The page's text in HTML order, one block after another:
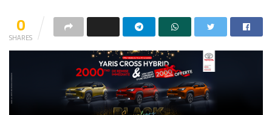
0
SHARES